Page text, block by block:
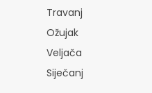
Travanj
Ožujak
Veljača
Siječanj